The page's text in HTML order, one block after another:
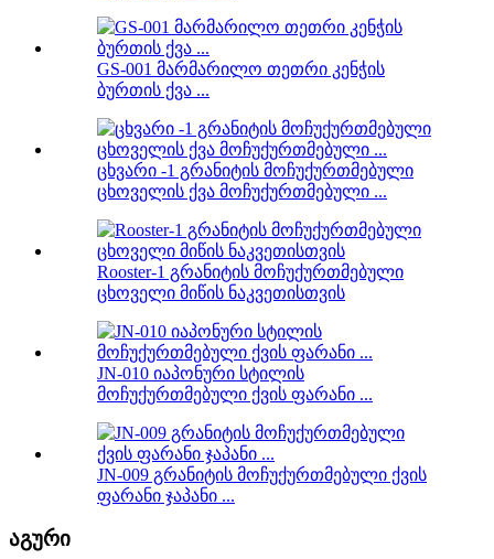
GS-001 მარმარილო თეთრი კენჭის
ბურთის ქვა ...
ცხვარი -1 გრანიტის მოჩუქურთმებული
ცხოველის ქვა მოჩუქურთმებული ...
Rooster-1 გრანიტის მოჩუქურთმებული
ცხოველი მიწის ნაკვეთისთვის
JN-010 იაპონური სტილის
მოჩუქურთმებული ქვის ფარანი ...
JN-009 გრანიტის მოჩუქურთმებული ქვის
ფარანი ჯაპანი ...
აგური